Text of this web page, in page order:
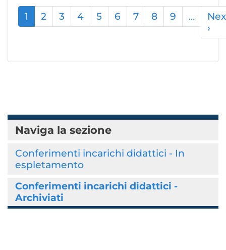
Paginazione
1 2 3 4 5 6 7 8 9 …
›
Naviga la sezione
Conferimenti incarichi didattici - In
espletamento
Conferimenti incarichi didattici -
Archiviati